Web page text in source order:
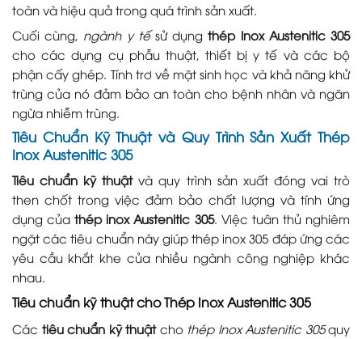
toàn và hiệu quả trong quá trình sản xuất.
Cuối cùng, ngành y tếsử dụngthép Inox Austenitic 305
cho các dụng cụ phẫu thuật, thiết bị y tế và các bộ
phận cấy ghép. Tính trơ về mặt sinh học và khả năng khử
trùng của nó đảm bảo an toàn cho bệnh nhân và ngăn
ngừa nhiễm trùng.
Tiêu Chuẩn Kỹ Thuật và Quy Trình Sản Xuất Thép
Inox Austenitic 305
Tiêu chuẩn kỹ thuậtvà quy trình sản xuất đóng vai trò
then chốt trong việc đảm bảo chất lượng và tính ứng
dụng củathép inox Austenitic 305. Việc tuân thủ nghiêm
ngặt các tiêu chuẩn này giúp thép inox 305 đáp ứng các
yêu cầu khắt khe của nhiều ngành công nghiệp khác
nhau.
Tiêu chuẩn kỹ thuật cho Thép Inox Austenitic 305
Các tiêu chuẩn kỹ thuậtcho thép Inox Austenitic 305quy